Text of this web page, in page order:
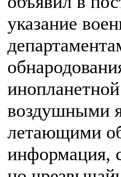
указание
воздушными
летающими
информация,